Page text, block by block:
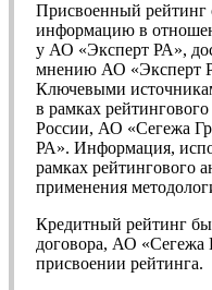
Присвоенный рейтинг
информацию в
у АО «Эксперт РА»,
мнению АО «Эксперт
Ключевыми
в рамках
России, АО «Сегежа
РА». Информация,
рамках рейтингового
применения
Кредитный рейтинг
договора, АО «Сегежа
присвоении рейтинга.